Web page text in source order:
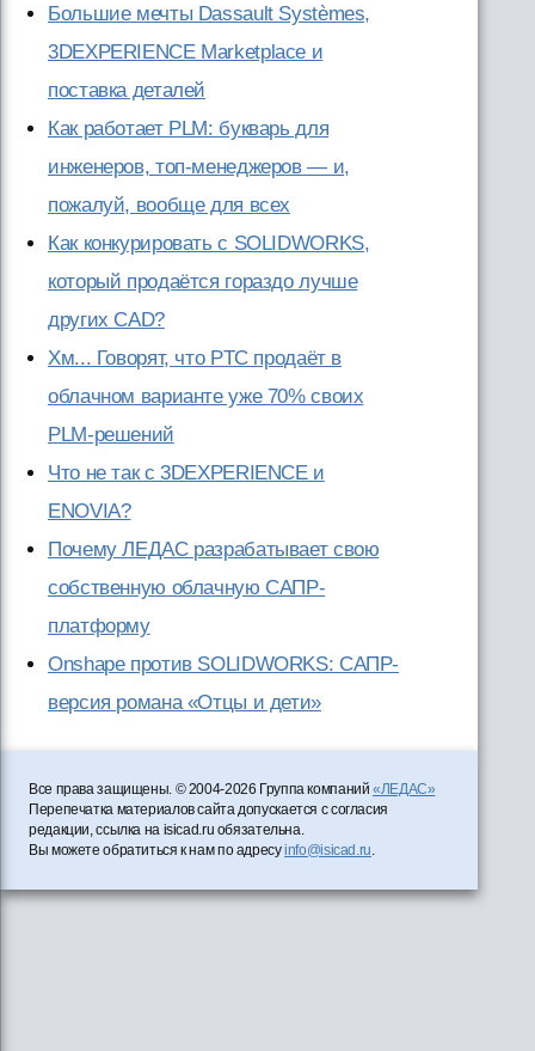
Большие мечты Dassault Systèmes,
3DEXPERIENCE Marketplace и
поставка деталей
Как работает PLM: букварь для
инженеров, топ-менеджеров — и,
пожалуй, вообще для всех
Как конкурировать с SOLIDWORKS,
который продаётся гораздо лучше
других CAD?
Хм... Говорят, что PTC продаёт в
облачном варианте уже 70% своих
PLM-решений
Что не так с 3DEXPERIENCE и
ENOVIA?
Почему ЛЕДАС разрабатывает свою
собственную облачную САПР-
платформу
Onshape против SOLIDWORKS: САПР-
версия романа «Отцы и дети»
Все права защищены. © 2004-2026 Группа компаний«ЛЕДАС»
Перепечатка материалов сайта допускается с согласия
редакции, ссылка на isicad.ru обязательна.
Вы можете обратиться к нам по адресуinfo@isicad.ru.